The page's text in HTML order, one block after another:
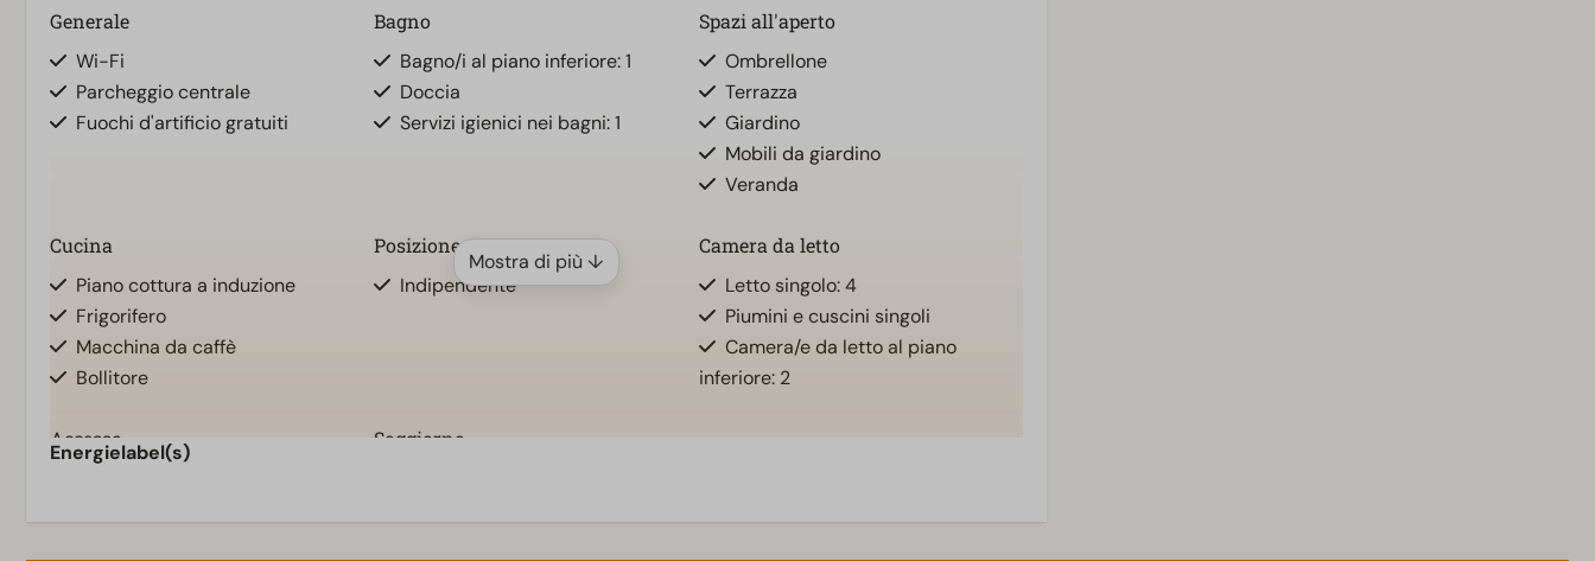
Generale
Wi-Fi
Parcheggio centrale
Fuochi d'artificio gratuiti
Bagno
Bagno/i al piano inferiore: 1
Doccia
Servizi igienici nei bagni: 1
Spazi all'aperto
Ombrellone
Terrazza
Giardino
Mobili da giardino
Veranda
Cucina
Piano cottura a induzione
Frigorifero
Macchina da caffè
Bollitore
Posizione
Indipendente
Camera da letto
Letto singolo: 4
Piumini e cuscini singoli
Camera/e da letto al piano
inferiore: 2
Accesso
Soggiorno
Mostra di più ↓
Energielabel(s)